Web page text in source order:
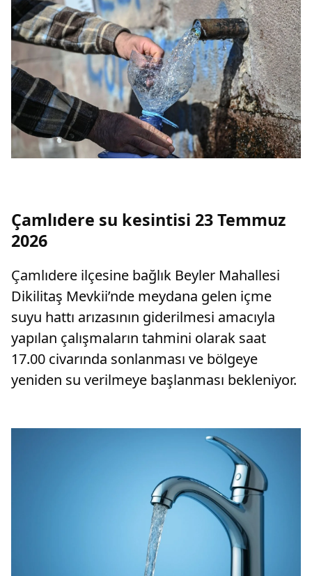
Çamlıdere su kesintisi 23 Temmuz
2026
Çamlıdere ilçesine bağlık Beyler Mahallesi
Dikilitaş Mevkii’nde meydana gelen içme
suyu hattı arızasının giderilmesi amacıyla
yapılan çalışmaların tahmini olarak saat
17.00 civarında sonlanması ve bölgeye
yeniden su verilmeye başlanması bekleniyor.